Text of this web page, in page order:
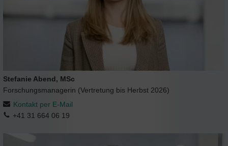
Stefanie Abend, MSc
Forschungsmanagerin (Vertretung bis Herbst 2026)
Kontakt per E-Mail
+41 31 664 06 19